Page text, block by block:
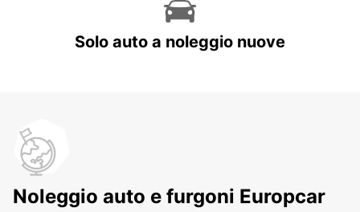
Solo auto a noleggio nuove
Noleggio auto e furgoni Europcar